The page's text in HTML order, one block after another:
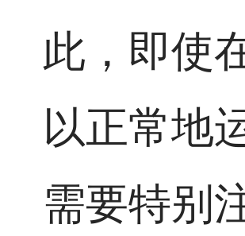
此，即使
以正常地
需要特别